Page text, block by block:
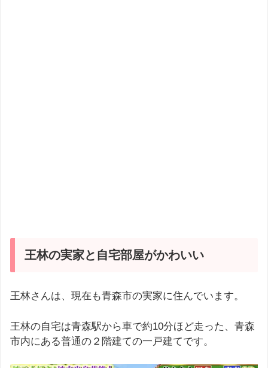
王林の実家と自宅部屋がかわいい
王林さんは、現在も青森市の実家に住んでいます。
王林の自宅は青森駅から車で約10分ほど走った、青森
市内にある普通の２階建ての一戸建てです。